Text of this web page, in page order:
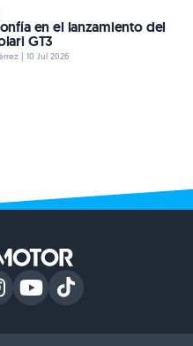
en el lanzamiento del
GT3
| 10 Jul 2026